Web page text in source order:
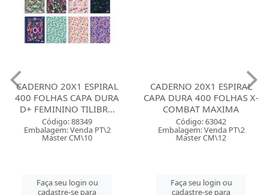
CADERNO 20X1 ESPIRAL
400 FOLHAS CAPA DURA
D+ FEMININO TILIBR...
Código: 88349
Embalagem: Venda PT\2
Master CM\10
Faça seu login ou
cadastre-se para
CADERNO 20X1 ESPIRAL
CAPA DURA 400 FOLHAS X-
COMBAT MAXIMA
Código: 63042
Embalagem: Venda PT\2
Master CM\12
Faça seu login ou
cadastre-se para